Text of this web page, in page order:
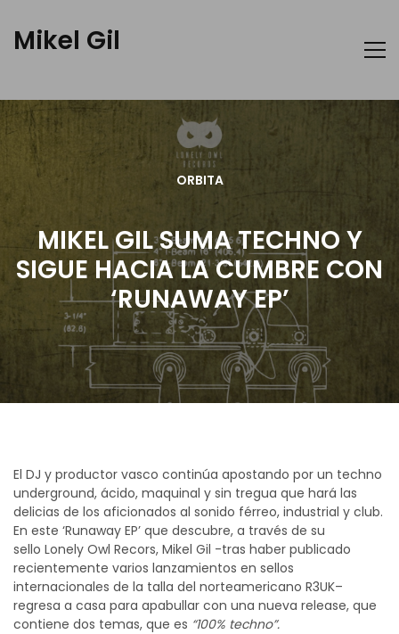
Mikel Gil
ORBITA
MIKEL GIL SUMA TECHNO Y
SIGUE HACIA LA CUMBRE CON
‘RUNAWAY EP’
El DJ y productor vasco continúa apostando por un techno
underground, ácido, maquinal y sin tregua que hará las
delicias de los aficionados al sonido férreo, industrial y club.
En este ‘Runaway EP’ que descubre, a través de su
sello Lonely Owl Recors, Mikel Gil -tras haber publicado
recientemente varios lanzamientos en sellos
internacionales de la talla del norteamericano R3UK–
regresa a casa para apabullar con una nueva release, que
contiene dos temas, que es “100% techno”.